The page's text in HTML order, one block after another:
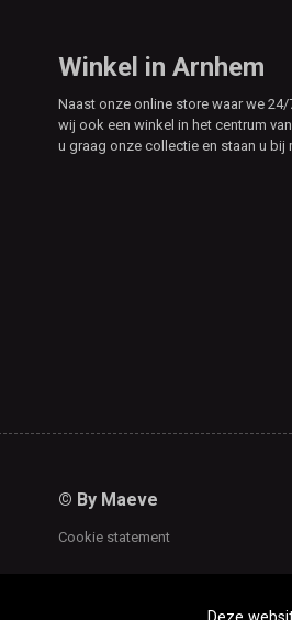
Winkel in Arnhem
Naast onze online store waar we
wij ook een winkel in het centrum
u graag onze collectie en staan u bij
© By Maeve
Cookie statement